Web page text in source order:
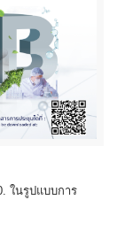
ในรูปแบบการ